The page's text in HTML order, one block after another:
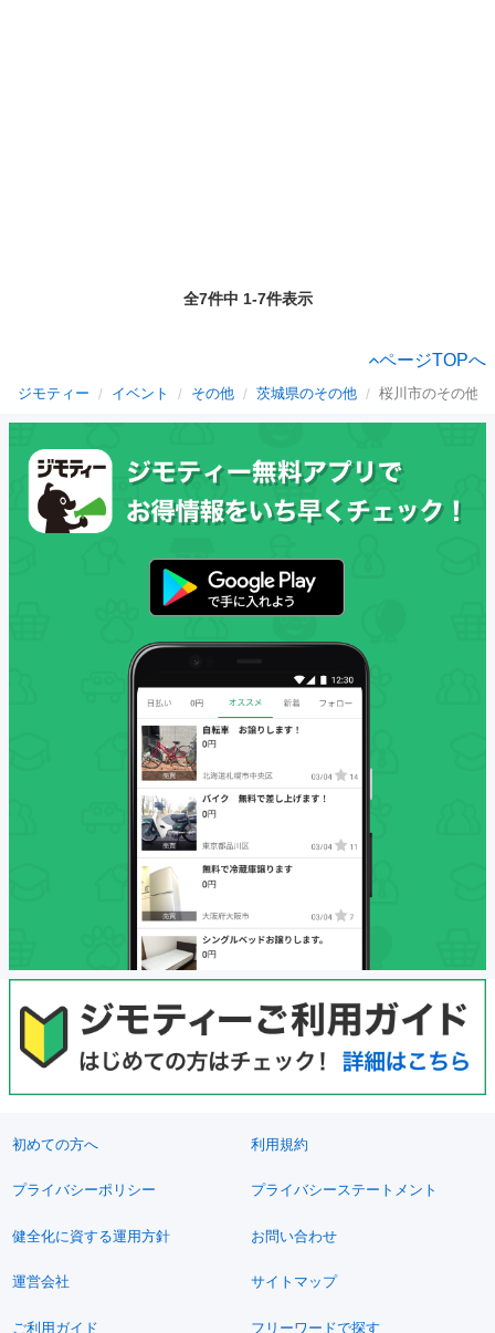
全7件中 1-7件表示
ページTOPへ
ジモティー イベント その他 茨城県のその他 桜川市のその他
初めての方へ 利用規約
プライバシーポリシー プライバシーステートメント
健全化に資する運用方針 お問い合わせ
運営会社 サイトマップ
ご利用ガイド フリーワードで探す